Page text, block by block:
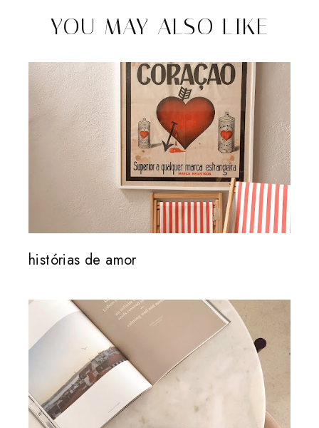
YOU MAY ALSO LIKE
histórias de amor